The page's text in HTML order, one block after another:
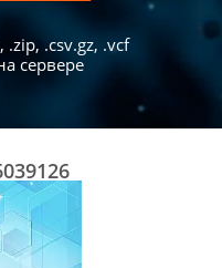
.csv.gz, .vcf
сервере